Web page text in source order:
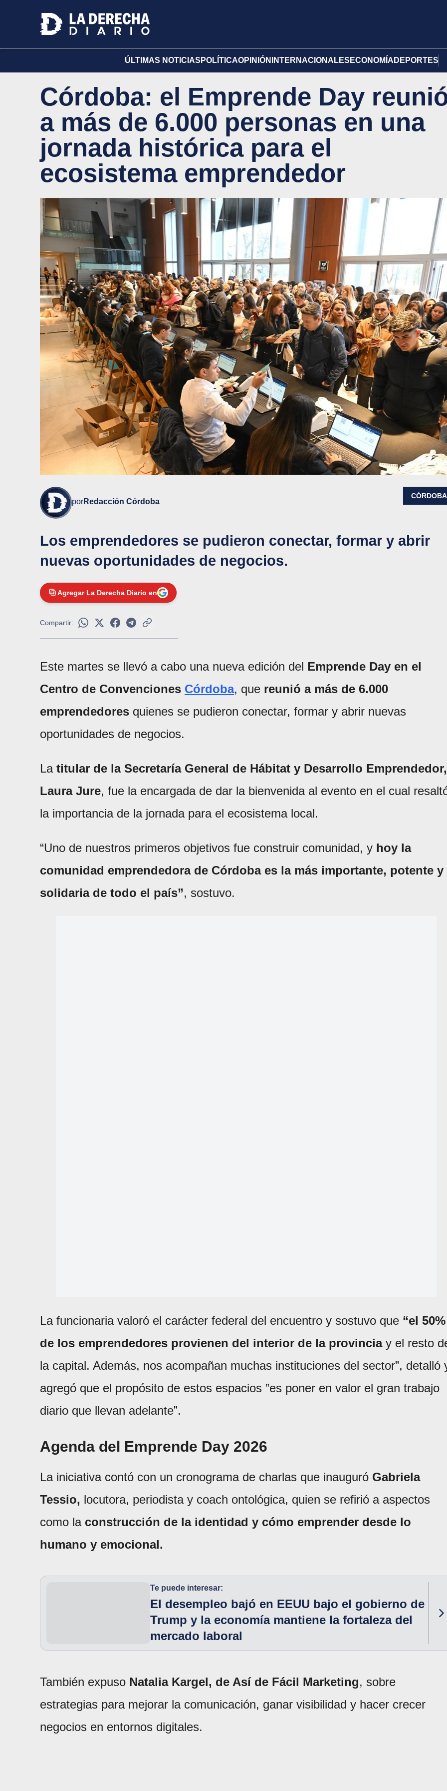
ÚLTIMAS NOTICIAS POLÍTICAOPINIÓN INTERNACIONALES ECONOMÍA DEPORTES
Córdoba: el Emprende Day
a más de 6.000 personas en una
jornada histórica para el
ecosistema emprendedor
porRedacción Córdoba
CÓRDOBA
Los emprendedores se pudieron conectar, formar y abrir
nuevas oportunidades de negocios.
Agregar La Derecha Diario en
Compartir:
Este martes se llevó a cabo una nueva edición del Emprende Day en el
Centro de Convenciones Córdoba, que reunió a más de 6.000
emprendedores quienes se pudieron conectar, formar y abrir nuevas
oportunidades de negocios.
La titular de la Secretaría General de Hábitat y Desarrollo Emprendedor,
Laura Jure, fue la encargada de dar la bienvenida al evento en el cual
la importancia de la jornada para el ecosistema local.
“Uno de nuestros primeros objetivos fue construir comunidad, y hoy la
comunidad emprendedora de Córdoba es la más importante, potente y
solidaria de todo el país”, sostuvo.
La funcionaria valoró el carácter federal del encuentro y sostuvo que “el 50%
de los emprendedores provienen del interior de la provinciay el resto
la capital. Además, nos acompañan muchas instituciones del sector”, detalló
agregó que el propósito de estos espacios ”es poner en valor el gran trabajo
diario que llevan adelante”.
Agenda del Emprende Day 2026
La iniciativa contó con un cronograma de charlas que inauguró Gabriela
Tessio, locutora, periodista y coach ontológica, quien se refirió a aspectos
como la construcción de la identidad y cómo emprender desde lo
humano y emocional.
Te puede interesar:
El desempleo bajó en EEUU bajo el gobierno de
Trump y la economía mantiene la fortaleza del
mercado laboral
También expuso Natalia Kargel, de Así de Fácil Marketing, sobre
estrategias para mejorar la comunicación, ganar visibilidad y hacer crecer
negocios en entornos digitales.